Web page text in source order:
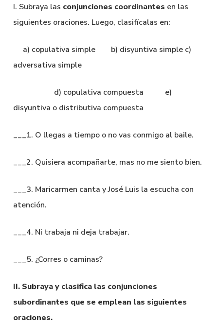
I. Subraya las conjunciones coordinantes en las
siguientes oraciones. Luego, clasifícalas en:
a) copulativa simple b) disyuntiva simple c)
adversativa simple
d) copulativa compuesta e)
disyuntiva o distributiva compuesta
___1. O llegas a tiempo o no vas conmigo al baile.
___2. Quisiera acompañarte, mas no me siento bien.
___3. Maricarmen canta y José Luis la escucha con
atención.
___4. Ni trabaja ni deja trabajar.
___5. ¿Corres o caminas?
II. Subraya y clasifica las conjunciones
subordinantes que se emplean las siguientes
oraciones.